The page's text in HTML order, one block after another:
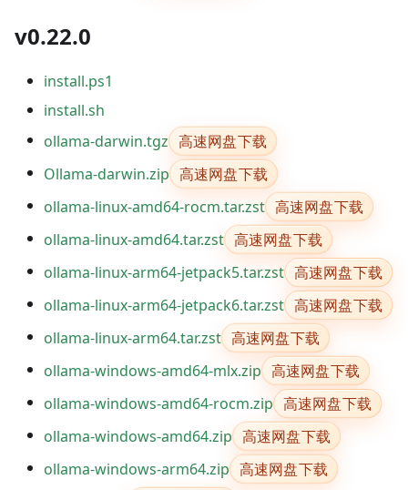
v0.22.0
install.ps1
install.sh
ollama-darwin.tgz 高速网盘下载
Ollama-darwin.zip 高速网盘下载
ollama-linux-amd64-rocm.tar.zst 高速网盘下载
ollama-linux-amd64.tar.zst 高速网盘下载
ollama-linux-arm64-jetpack5.tar.zst 高速网盘下载
ollama-linux-arm64-jetpack6.tar.zst 高速网盘下载
ollama-linux-arm64.tar.zst 高速网盘下载
ollama-windows-amd64-mlx.zip 高速网盘下载
ollama-windows-amd64-rocm.zip 高速网盘下载
ollama-windows-amd64.zip 高速网盘下载
ollama-windows-arm64.zip 高速网盘下载